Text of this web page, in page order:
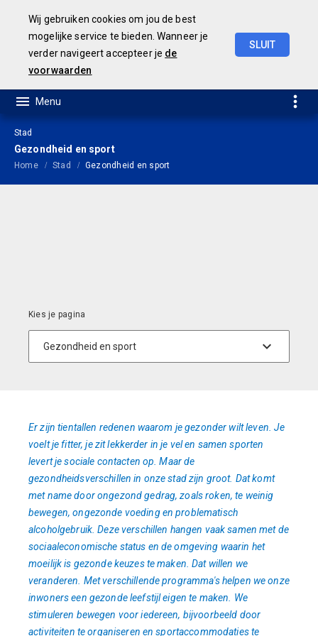
Wij gebruiken cookies om jou de best
mogelijke service te bieden. Wanneer je
verder navigeert accepteer je de
voorwaarden
SLUIT
Stad
Gezondheid en sport
Home Stad Gezondheid en sport
Er zijn tientallen redenen waarom je gezonder wilt leven. Je
voelt je fitter, je zit lekkerder in je vel en samen sporten
levert je sociale contacten op. Maar de
gezondheidsverschillen in onze stad zijn groot. Dat komt
met name door ongezond gedrag, zoals roken, te weinig
bewegen, ongezonde voeding en problematisch
alcoholgebruik. Deze verschillen hangen vaak samen met de
sociaaleconomische status en de omgeving waarin het
moeilijk is gezonde keuzes te maken. Dat willen we
veranderen. Met verschillende programma's helpen we onze
inwoners een gezonde leefstijl eigen te maken. We
stimuleren bewegen voor iedereen, bijvoorbeeld door
activiteiten te organiseren en sportaccommodaties te